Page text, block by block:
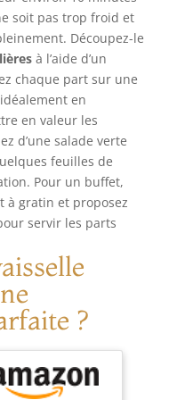
une
une
fine, une râpe
et une
à julienne,
en acier
420J
une
et précise.
solide
durable.
ABS
résistant, ce
à légumes
conçu pour
Réalisé
des matériaux
soit pas trop froid et
Découpez-le
à l’aide d’un
chaque part sur une
en
en valeur les
d’une salade verte
feuilles de
Pour un buffet,
à gratin et proposez
servir les parts
?